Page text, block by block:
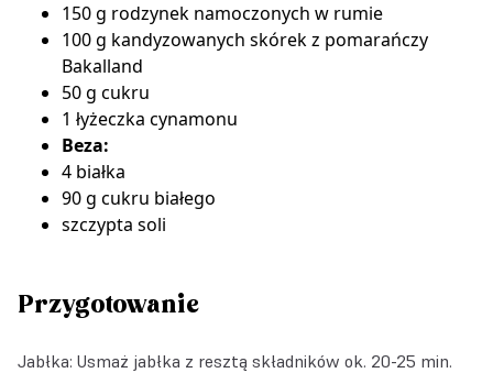
150 g rodzynek namoczonych w rumie
100 g kandyzowanych skórek z pomarańczy
Bakalland
50 g cukru
1 łyżeczka cynamonu
Beza:
4 białka
90 g cukru białego
szczypta soli
Przygotowanie
Jabłka: Usmaż jabłka z resztą składników ok. 20-25 min.